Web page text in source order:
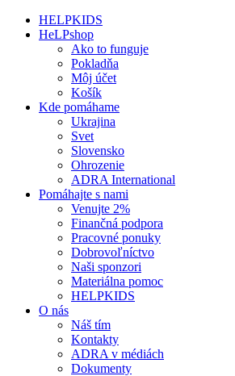
HELPKIDS
HeLPshop
Ako to funguje
Pokladňa
Môj účet
Košík
Kde pomáhame
Ukrajina
Svet
Slovensko
Ohrozenie
ADRA International
Pomáhajte s nami
Venujte 2%
Finančná podpora
Pracovné ponuky
Dobrovoľníctvo
Naši sponzori
Materiálna pomoc
HELPKIDS
O nás
Náš tím
Kontakty
ADRA v médiách
Dokumenty